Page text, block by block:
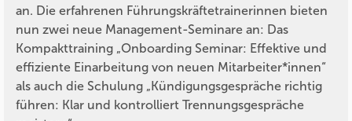
an. Die erfahrenen Führungskräftetrainerinnen bieten
nun zwei neue Management-Seminare an: Das
Kompakttraining „Onboarding Seminar: Effektive und
effiziente Einarbeitung von neuen Mitarbeiter*innen“
als auch die Schulung „Kündigungsgespräche richtig
führen: Klar und kontrolliert Trennungsgespräche